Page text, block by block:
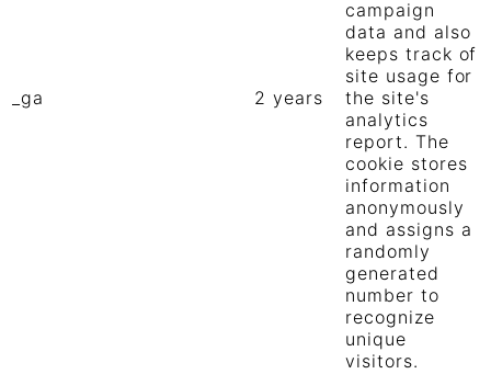
_ga 2 years
campaign
data and also
keeps track of
site usage for
the site's
analytics
report. The
cookie stores
information
anonymously
and assigns a
randomly
generated
number to
recognize
unique
visitors.